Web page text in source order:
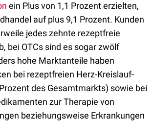
ein Plus von 1,1 Prozent erzielten,
auf plus 9,1 Prozent. Kunden
jedes zehnte rezeptfreie
bei OTCs sind es sogar zwölf
hohe Marktanteile haben
bei rezeptfreien Herz-Kreislauf-
des Gesamtmarkts) sowie bei
zur Therapie von
beziehungsweise Erkrankungen